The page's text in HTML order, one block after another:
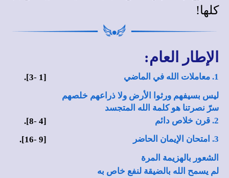
كلها!
الإطار العام:
1. معاملات الله في الماضي [1
-
3].
ليس بسيفهم ورثوا الأرض ولا ذراعهم خلصهم
سرّ نصرتنا هو كلمة الله المتجسد
2. قرن خلاص دائم
[4
-
8].
3. امتحان الإيمان الحاضر
[9
-
16].
الشعور بالهزيمة المرة
لم يسمح الله بالضيقة لنفع خاص به